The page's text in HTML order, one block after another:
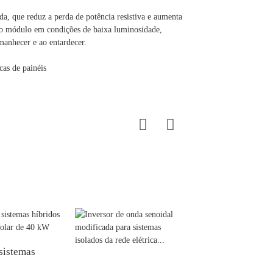
reduz a perda de potência resistiva e aumenta
módulo em condições de baixa luminosidade,
e ao entardecer.
de painéis